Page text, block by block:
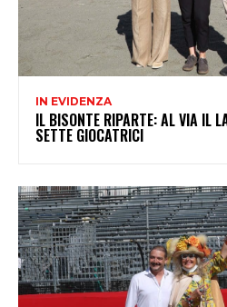
IN EVIDENZA
IL BISONTE RIPARTE: AL VIA IL
SETTE GIOCATRICI